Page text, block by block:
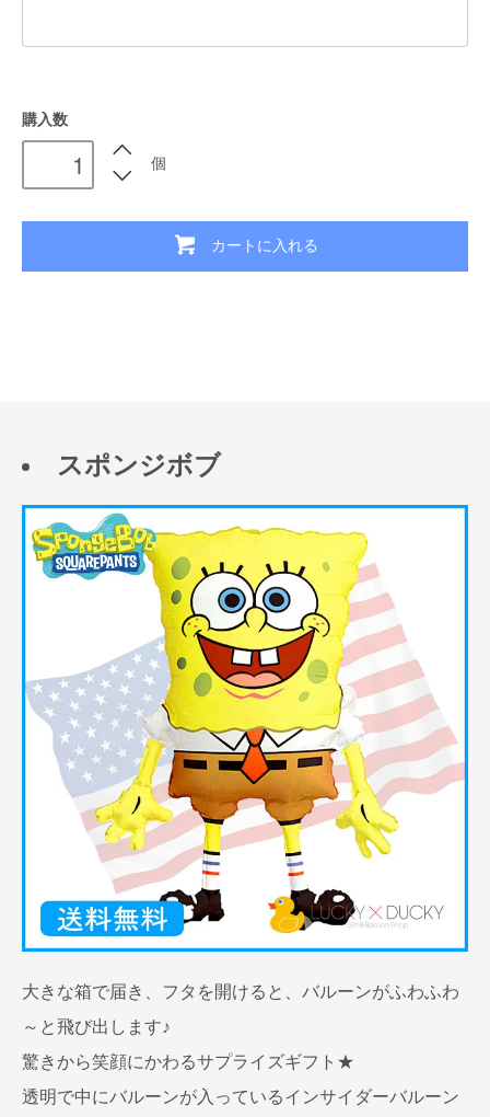
購入数
個
カートに入れる
スポンジボブ
大きな箱で届き、フタを開けると、バルーンがふわふわ
～と飛び出します♪
驚きから笑顔にかわるサプライズギフト★
透明で中にバルーンが入っているインサイダーバルーン